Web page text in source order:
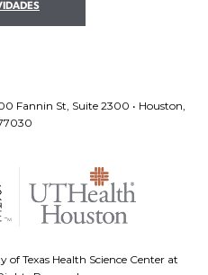
Fannin St, Suite 2300 • Houston,
of Texas Health Science Center at